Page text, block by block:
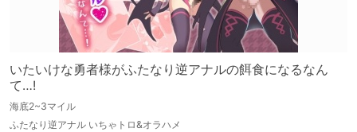
いたいけな勇者様がふたなり逆アナルの餌食になるなん
て…!
海底2~3マイル
ふたなり逆アナル いちゃトロ&オラハメ